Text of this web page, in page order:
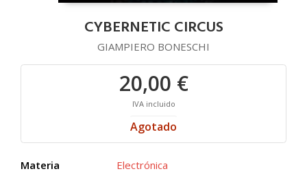
CYBERNETIC CIRCUS
GIAMPIERO BONESCHI
20,00 €
IVA incluido
Agotado
Materia Electrónica